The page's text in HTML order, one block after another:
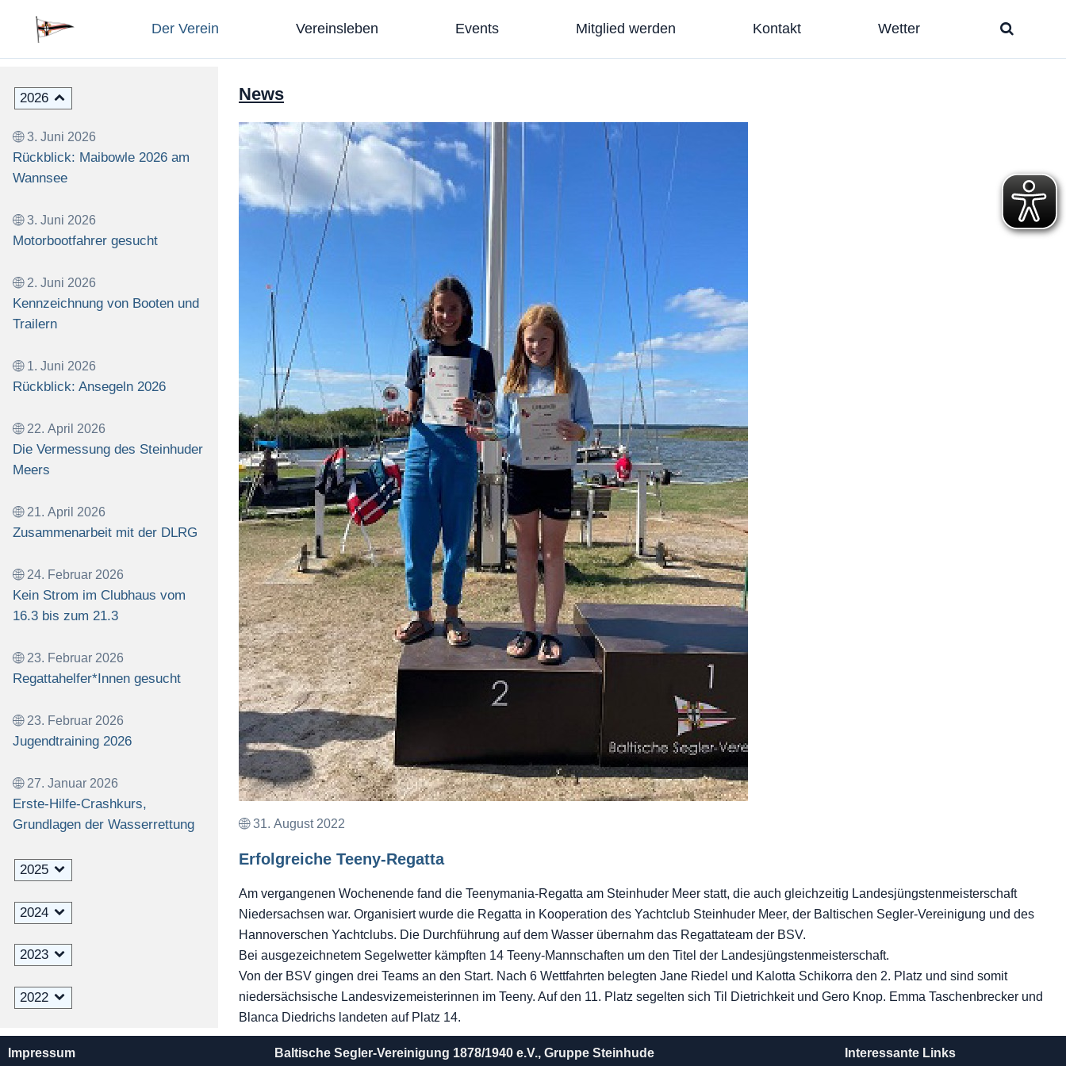
Der Verein Vereinsleben Events Mitglied werden Kontakt Wetter
2026
3. Juni 2026
Rückblick: Maibowle 2026 am
Wannsee
3. Juni 2026
Motorbootfahrer gesucht
2. Juni 2026
Kennzeichnung von Booten und
Trailern
1. Juni 2026
Rückblick: Ansegeln 2026
22. April 2026
Die Vermessung des Steinhuder
Meers
21. April 2026
Zusammenarbeit mit der DLRG
24. Februar 2026
Kein Strom im Clubhaus vom
16.3 bis zum 21.3
23. Februar 2026
Regattahelfer*Innen gesucht
23. Februar 2026
Jugendtraining 2026
27. Januar 2026
Erste-Hilfe-Crashkurs,
Grundlagen der Wasserrettung
2025
2024
2023
2022
2021
News
31. August 2022
Erfolgreiche Teeny-Regatta
Am vergangenen Wochenende fand die Teenymania-Regatta am Steinhuder Meer statt, die auch gleichzeitig Landesjüngstenmeisterschaft
Niedersachsen war. Organisiert wurde die Regatta in Kooperation des Yachtclub Steinhuder Meer, der Baltischen Segler-Vereinigung und des
Hannoverschen Yachtclubs. Die Durchführung auf dem Wasser übernahm das Regattateam der BSV.
Bei ausgezeichnetem Segelwetter kämpften 14 Teeny-Mannschaften um den Titel der Landesjüngstenmeisterschaft.
Von der BSV gingen drei Teams an den Start. Nach 6 Wettfahrten belegten Jane Riedel und Kalotta Schikorra den 2. Platz und sind somit
niedersächsische Landesvizemeisterinnen im Teeny. Auf den 11. Platz segelten sich Til Dietrichkeit und Gero Knop. Emma Taschenbrecker und
Blanca Diedrichs landeten auf Platz 14.
Impressum Baltische Segler-Vereinigung 1878/1940 e.V., Gruppe Steinhude Interessante Links